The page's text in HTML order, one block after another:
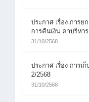
ประกาศ เรื่อง การย
การคืนเงิน ค่าบริหา
31/10/2568
ประกาศ เรื่อง การเ
2/2568
31/10/2568